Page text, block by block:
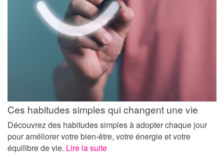
Ces habitudes simples qui changent une vie
Découvrez des habitudes simples à adopter chaque jour
pour améliorer votre bien-être, votre énergie et votre
équilibre de vie. Lire la suite